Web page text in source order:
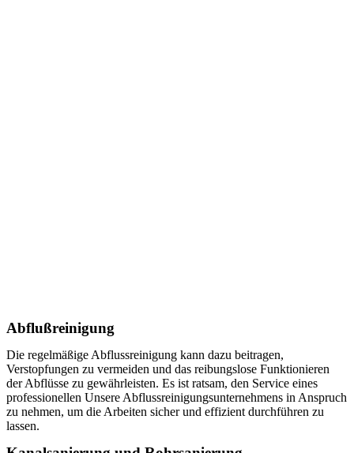
Abflußreinigung
Die regelmäßige Abflussreinigung kann dazu beitragen,
Verstopfungen zu vermeiden und das reibungslose Funktionieren
der Abflüsse zu gewährleisten. Es ist ratsam, den Service eines
professionellen Unsere Abflussreinigungsunternehmens in Anspruch
zu nehmen, um die Arbeiten sicher und effizient durchführen zu
lassen.